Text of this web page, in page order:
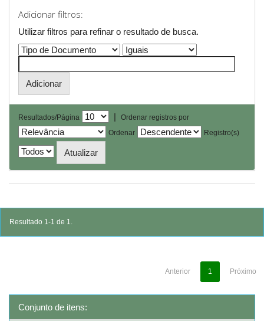
Adicionar filtros:
Utilizar filtros para refinar o resultado de busca.
Resultados/Página |
Ordenar registros por
Ordenar
Registro(s)
Resultado 1-1 de 1.
Anterior 1 Próximo
Conjunto de itens: